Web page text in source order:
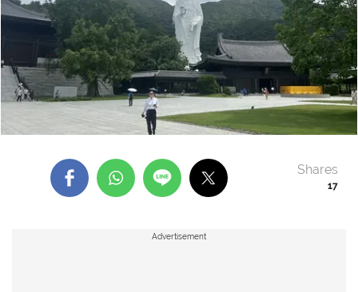
17
Shares
Advertisement